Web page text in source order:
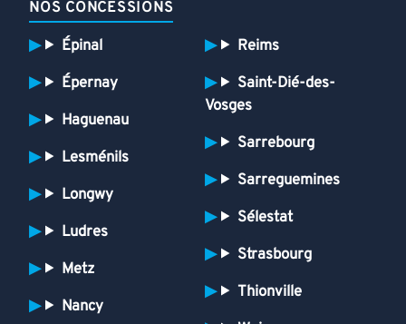
NOS CONCESSIONS
Épinal
Épernay
Haguenau
Lesménils
Longwy
Ludres
Metz
Nancy
Reims
Saint-Dié-des-
Vosges
Sarrebourg
Sarreguemines
Sélestat
Strasbourg
Thionville